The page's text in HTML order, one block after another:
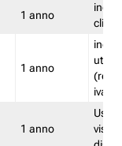
1 anno
1 anno
iva/
1 anno